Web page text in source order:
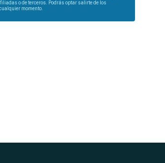
o de terceros. Podrás optar salirte de los
momento.